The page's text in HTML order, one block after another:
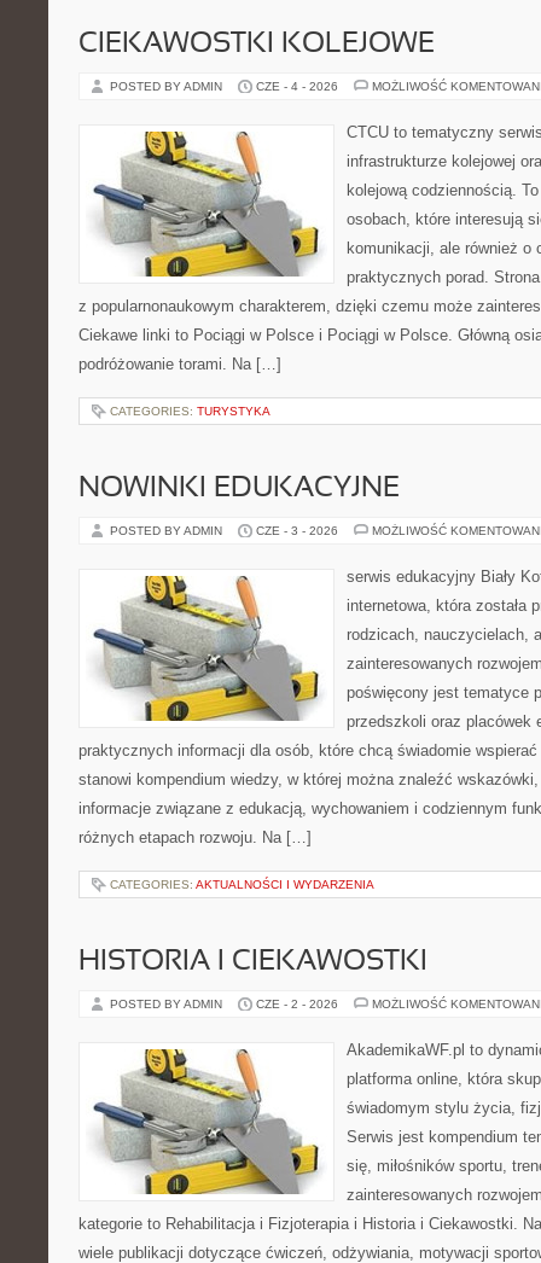
CIEKAWOSTKI KOLEJOWE
POSTED BY ADMIN CZE - 4 - 2026 MOŻLIWOŚĆ
CTCU to tematyczny
infrastrukturze kolejowej
kolejową codziennością.
osobach, które interesują
komunikacji, ale również
praktycznych porad.
z popularnonaukowym charakterem, dzięki czemu może
Ciekawe linki to Pociągi w Polsce i Pociągi w Polsce. Główną
podróżowanie torami. Na […]
CATEGORIES: TURYSTYKA
NOWINKI EDUKACYJNE
POSTED BY ADMIN CZE - 3 - 2026 MOŻLIWOŚĆ
serwis edukacyjny Biały
internetowa, która została
rodzicach, nauczycielach,
zainteresowanych
poświęcony jest tematyce
przedszkoli oraz placówek
praktycznych informacji dla osób, które chcą świadomie
stanowi kompendium wiedzy, w której można znaleźć
informacje związane z edukacją, wychowaniem i codziennym
różnych etapach rozwoju. Na […]
CATEGORIES: AKTUALNOŚCI I WYDARZENIA
HISTORIA I CIEKAWOSTKI
POSTED BY ADMIN CZE - 2 - 2026 MOŻLIWOŚĆ
AkademikaWF.pl to
platforma online, która
świadomym stylu życia,
Serwis jest kompendium
się, miłośników sportu,
zainteresowanych
kategorie to Rehabilitacja i Fizjoterapia i Historia i Ciekawostki.
wiele publikacji dotyczące ćwiczeń, odżywiania, motywacji